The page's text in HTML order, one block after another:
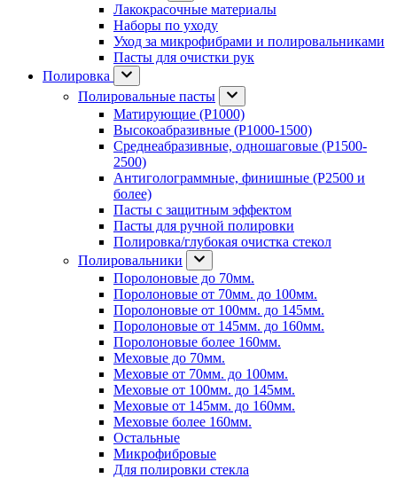
Лакокрасочные материалы
Наборы по уходу
Уход за микрофибрами и полировальниками
Пасты для очистки рук
Полировка
Полировальные пасты
Матирующие (P1000)
Высокоабразивные (P1000-1500)
Среднеабразивные, одношаговые (P1500-
2500)
Антиголограммные, финишные (P2500 и
более)
Пасты с защитным эффектом
Пасты для ручной полировки
Полировка/глубокая очистка стекол
Полировальники
Поролоновые до 70мм.
Поролоновые от 70мм. до 100мм.
Поролоновые от 100мм. до 145мм.
Поролоновые от 145мм. до 160мм.
Поролоновые более 160мм.
Меховые до 70мм.
Меховые от 70мм. до 100мм.
Меховые от 100мм. до 145мм.
Меховые от 145мм. до 160мм.
Меховые более 160мм.
Остальные
Микрофибровые
Для полировки стекла